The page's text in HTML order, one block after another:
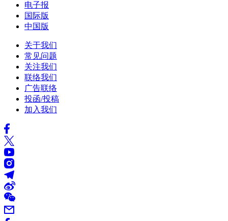
电子报
国际版
中国版
关于我们
常见问题
关注我们
联络我们
广告联络
投函/投稿
加入我们